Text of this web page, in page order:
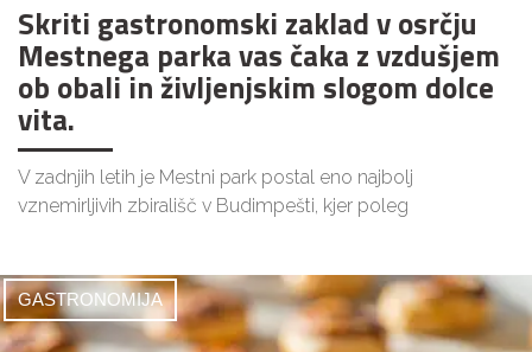
Skriti gastronomski zaklad v osrčju
Mestnega parka vas čaka z vzdušjem
ob obali in življenjskim slogom dolce
vita.
V zadnjih letih je Mestni park postal eno najbolj
vznemirljivih zbirališč v Budimpešti, kjer poleg
GASTRONOMIJA